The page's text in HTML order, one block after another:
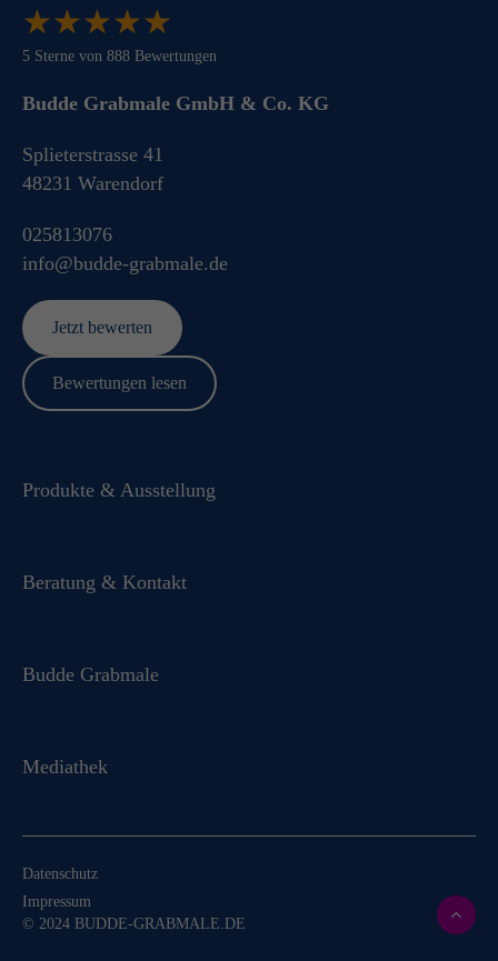
★★★★★
★★★★★
5 Sterne von 888 Bewertungen
Budde Grabmale GmbH & Co. KG
info@budde-grabmale.de
025813076
Splieterstrasse 41
48231 Warendorf
Jetzt bewerten
Bewertungen lesen
Produkte & Ausstellung
Beratung & Kontakt
Budde Grabmale
Mediathek
© 2024 BUDDE-GRABMALE.DE
Datenschutz
Impressum